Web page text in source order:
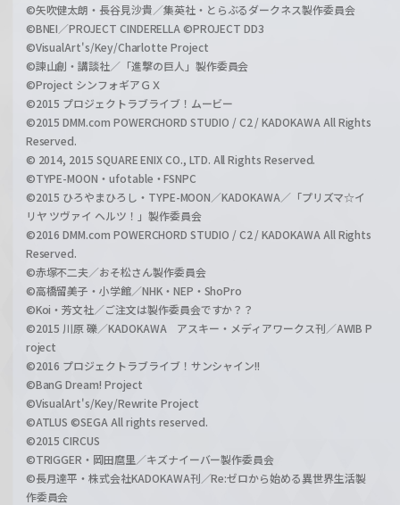
©矢吹健太朗・長谷見沙貴／集英社・とらぶるダークネス製作委員会
©BNEI／PROJECT CINDERELLA ©PROJECT DD3
©VisualArt's/Key/Charlotte Project
©諫山創・講談社／「進撃の巨人」製作委員会
©Project シンフォギアＧＸ
©2015 プロジェクトラブライブ！ムービー
©2015 DMM.com POWERCHORD STUDIO / C2 / KADOKAWA All Rights
Reserved.
© 2014, 2015 SQUARE ENIX CO., LTD. All Rights Reserved.
©TYPE-MOON・ufotable・FSNPC
©2015 ひろやまひろし・TYPE-MOON／KADOKAWA／「プリズマ☆イ
リヤ ツヴァイ ヘルツ！」製作委員会
©2016 DMM.com POWERCHORD STUDIO / C2 / KADOKAWA All Rights
Reserved.
©赤塚不二夫／おそ松さん製作委員会
©高橋留美子・小学館／NHK・NEP・ShoPro
©Koi・芳文社／ご注文は製作委員会ですか？？
©2015 川原 礫／KADOKAWA アスキー・メディアワークス刊／AWIB P
roject
©2016 プロジェクトラブライブ！サンシャイン!!
©BanG Dream! Project
©VisualArt's/Key/Rewrite Project
©ATLUS ©SEGA All rights reserved.
©2015 CIRCUS
©TRIGGER・岡田麿里／キズナイーバー製作委員会
©長月達平・株式会社KADOKAWA刊／Re:ゼロから始める異世界生活製
作委員会